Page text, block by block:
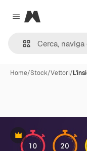
Close menu
Magnific
Home/Stock/Vettori/
Premium